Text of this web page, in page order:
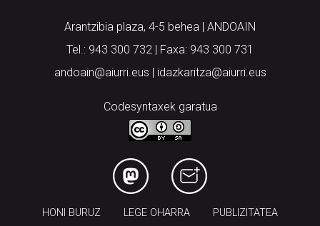
Arantzibia plaza, 4-5 behea | ANDOAIN
Tel.: 943 300 732 | Faxa: 943 300 731
andoain@aiurri.eus | idazkaritza@aiurri.eus
Codesyntaxek garatua
HONI BURUZ LEGE OHARRA PUBLIZITATEA